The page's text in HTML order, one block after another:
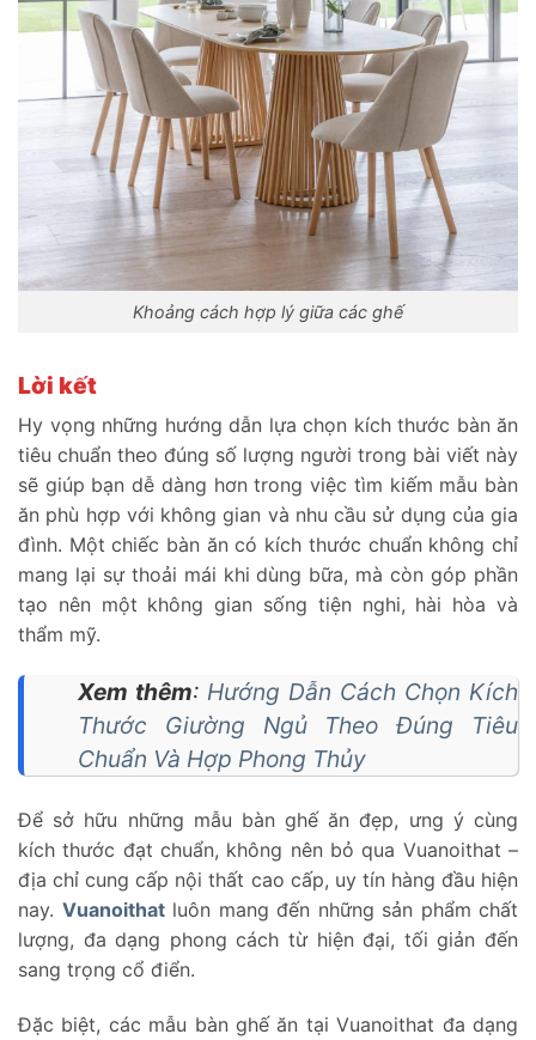
Khoảng cách hợp lý giữa các ghế
Lời kết
Hy vọng những hướng dẫn lựa chọn kích thước bàn ăn
tiêu chuẩn theo đúng số lượng người trong bài viết này
sẽ giúp bạn dễ dàng hơn trong việc tìm kiếm mẫu bàn
ăn phù hợp với không gian và nhu cầu sử dụng của gia
đình. Một chiếc bàn ăn có kích thước chuẩn không chỉ
mang lại sự thoải mái khi dùng bữa, mà còn góp phần
tạo nên một không gian sống tiện nghi, hài hòa và
thẩm mỹ.
Xem thêm: Hướng Dẫn Cách Chọn Kích
Thước Giường Ngủ Theo Đúng Tiêu
Chuẩn Và Hợp Phong Thủy
Để sở hữu những mẫu bàn ghế ăn đẹp, ưng ý cùng
kích thước đạt chuẩn, không nên bỏ qua Vuanoithat –
địa chỉ cung cấp nội thất cao cấp, uy tín hàng đầu hiện
nay. Vuanoithatluôn mang đến những sản phẩm chất
lượng, đa dạng phong cách từ hiện đại, tối giản đến
sang trọng cổ điển.
Đặc biệt, các mẫu bàn ghế ăn tại Vuanoithat đa dạng